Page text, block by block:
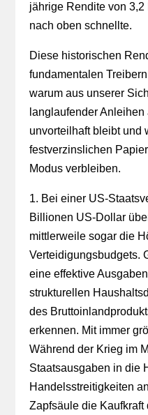
jährige Rendite von
nach oben schnellte.
Diese historischen
fundamentalen
warum aus unserer
langlaufender
unvorteilhaft bleibt und
festverzinslichen
Modus verbleiben.
1. Bei einer US-
Billionen US-Dollar
mittlerweile sogar die
Verteidigungsbudgets.
eine effektive
strukturellen
des
erkennen. Mit immer
Während der Krieg im
Staatsausgaben in die
Handelsstreitigkeiten
Zapfsäule die